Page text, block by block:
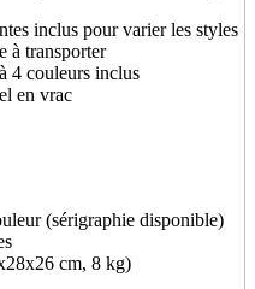
inclus pour varier les styles
à transporter
4 couleurs inclus
en vrac
(sérigraphie disponible)
cm, 8 kg)